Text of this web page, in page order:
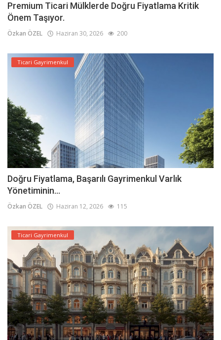
Premium Ticari Mülklerde Doğru Fiyatlama Kritik
Önem Taşıyor.
Özkan ÖZEL Haziran 30, 2026 200
Ticari Gayrimenkul
Doğru Fiyatlama, Başarılı Gayrimenkul Varlık
Yönetiminin...
Özkan ÖZEL Haziran 12, 2026 115
Ticari Gayrimenkul